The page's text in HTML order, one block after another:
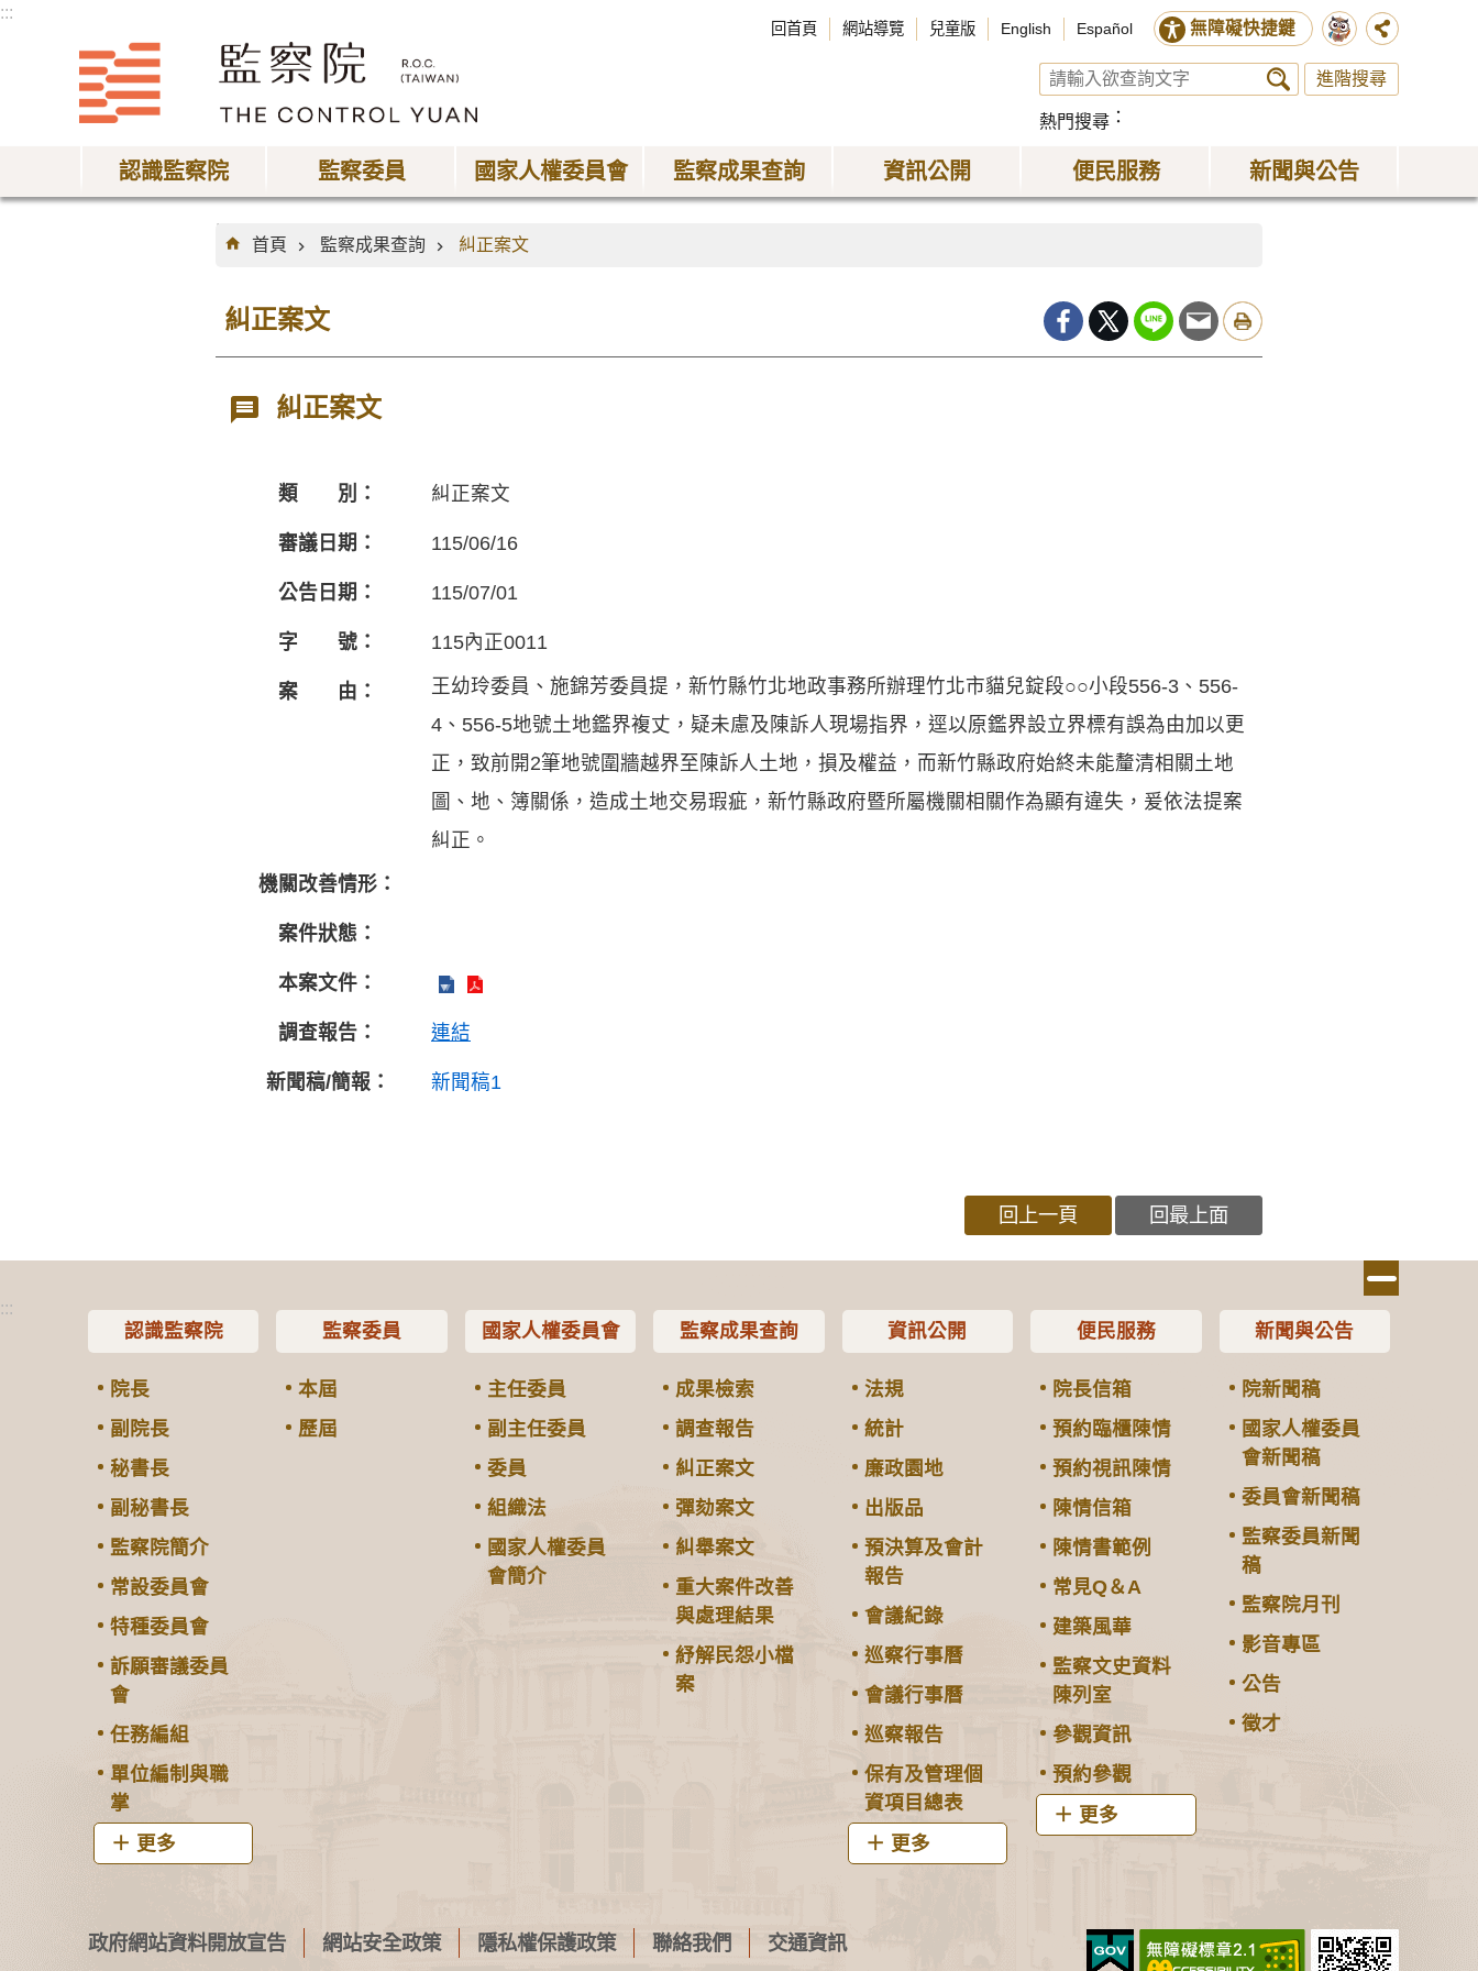
:::
回首頁 網站導覽 兒童版 English Español 無障礙快捷鍵
進階搜尋
熱門搜尋
認識監察院 監察委員 國家人權委員會 監察成果查詢 資訊公開 便民服務 新聞與公告
:::
首頁
監察成果查詢 糾正案文
糾正案文
糾正案文
類 別： 糾正案文
審議日期： 115/06/16
公告日期： 115/07/01
字 號： 115內正0011
案 由：
王幼玲委員、施錦芳委員提，新竹縣竹北地政事務所辦理竹北市貓兒錠段○○小段556-3、556-
4、556-5地號土地鑑界複丈，疑未慮及陳訴人現場指界，逕以原鑑界設立界標有誤為由加以更
正，致前開2筆地號圍牆越界至陳訴人土地，損及權益，而新竹縣政府始終未能釐清相關土地
圖、地、簿關係，造成土地交易瑕疵，新竹縣政府暨所屬機關相關作為顯有違失，爰依法提案
糾正。
機關改善情形：
案件狀態：
本案文件：
調查報告： 連結
新聞稿/簡報： 新聞稿1
回上一頁 回最上面
:::
認識監察院
院長
副院長
秘書長
副秘書長
監察院簡介
常設委員會
特種委員會
訴願審議委員
會
任務編組
單位編制與職
掌
更多
監察委員
本屆
歷屆
國家人權委員會
主任委員
副主任委員
委員
組織法
國家人權委員
會簡介
監察成果查詢
成果檢索
調查報告
糾正案文
彈劾案文
糾舉案文
重大案件改善
與處理結果
紓解民怨小檔
案
資訊公開
法規
統計
廉政園地
出版品
預決算及會計
報告
會議紀錄
巡察行事曆
會議行事曆
巡察報告
保有及管理個
資項目總表
更多
便民服務
院長信箱
預約臨櫃陳情
預約視訊陳情
陳情信箱
陳情書範例
常見Q＆A
建築風華
監察文史資料
陳列室
參觀資訊
預約參觀
更多
新聞與公告
院新聞稿
國家人權委員
會新聞稿
委員會新聞稿
監察委員新聞
稿
監察院月刊
影音專區
公告
徵才
政府網站資料開放宣告 網站安全政策 隱私權保護政策 聯絡我們 交通資訊